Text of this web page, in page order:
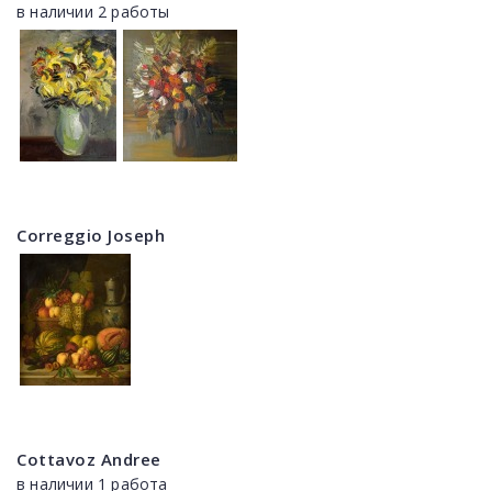
в наличии 2 работы
Correggio Joseph
Cottavoz Andree
в наличии 1 работа